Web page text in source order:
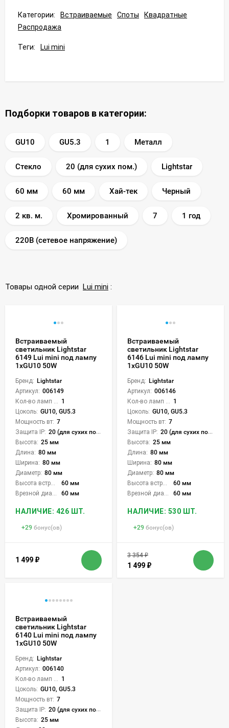
Категории: Встраиваемые Споты
Квадратные
Распродажа
Теги: Lui mini
Подборки товаров в категории:
GU10 GU5.3 1 Металл
Стекло 20 (для сухих пом.) Lightstar
60 мм 60 мм Хай-тек Черный
2 кв. м. Хромированный 7 1 год
220В (сетевое напряжение)
Товары одной серии Lui mini :
Встраиваемый
светильник Lightstar
6149 Lui mini под лампу
1xGU10 50W
Бренд: Lightstar
Артикул: 006149
1
Цоколь: GU10, GU5.3
Мощность вт: 7
Защита IP: 20 (для сухих пом.)
Высота: 25 мм
Длина: 80 мм
Ширина: 80 мм
Диаметр: 80 мм
60 мм
60 мм
НАЛИЧИЕ: 426 ШТ.
+29 бонус(ов)
1 499 ₽
Встраиваемый
светильник Lightstar
6146 Lui mini под лампу
1xGU10 50W
Бренд: Lightstar
Артикул: 006146
1
Цоколь: GU10, GU5.3
Мощность вт: 7
Защита IP: 20 (для сухих пом.)
Высота: 25 мм
Длина: 80 мм
Ширина: 80 мм
Диаметр: 80 мм
60 мм
60 мм
НАЛИЧИЕ: 530 ШТ.
+29 бонус(ов)
3 354₽
1 499 ₽
Встраиваемый
светильник Lightstar
6140 Lui mini под лампу
1xGU10 50W
Бренд: Lightstar
Артикул: 006140
1
Цоколь: GU10, GU5.3
Мощность вт: 7
Защита IP: 20 (для сухих пом.)
Высота: 25 мм